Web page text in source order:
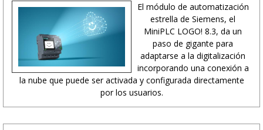
El módulo de automatización
estrella de Siemens, el
MiniPLC LOGO! 8.3, da un
paso de gigante para
adaptarse a la digitalización
incorporando una conexión a
la nube que puede ser activada y configurada directamente
por los usuarios.